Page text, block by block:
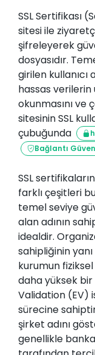
SSL Sertifikası
sitesi ile
şifreleyerek
dosyasıdır.
girilen kullanıcı
hassas verilerin
okunmasını ve
sitesinin SSL
çubuğunda
Bağlantı
SSL
farklı çeşitleri
temel seviye
alan adının
idealdir.
sahipliğinin
kurumun
daha yüksek
Validation (EV)
sürecine
şirket adını
genellikle